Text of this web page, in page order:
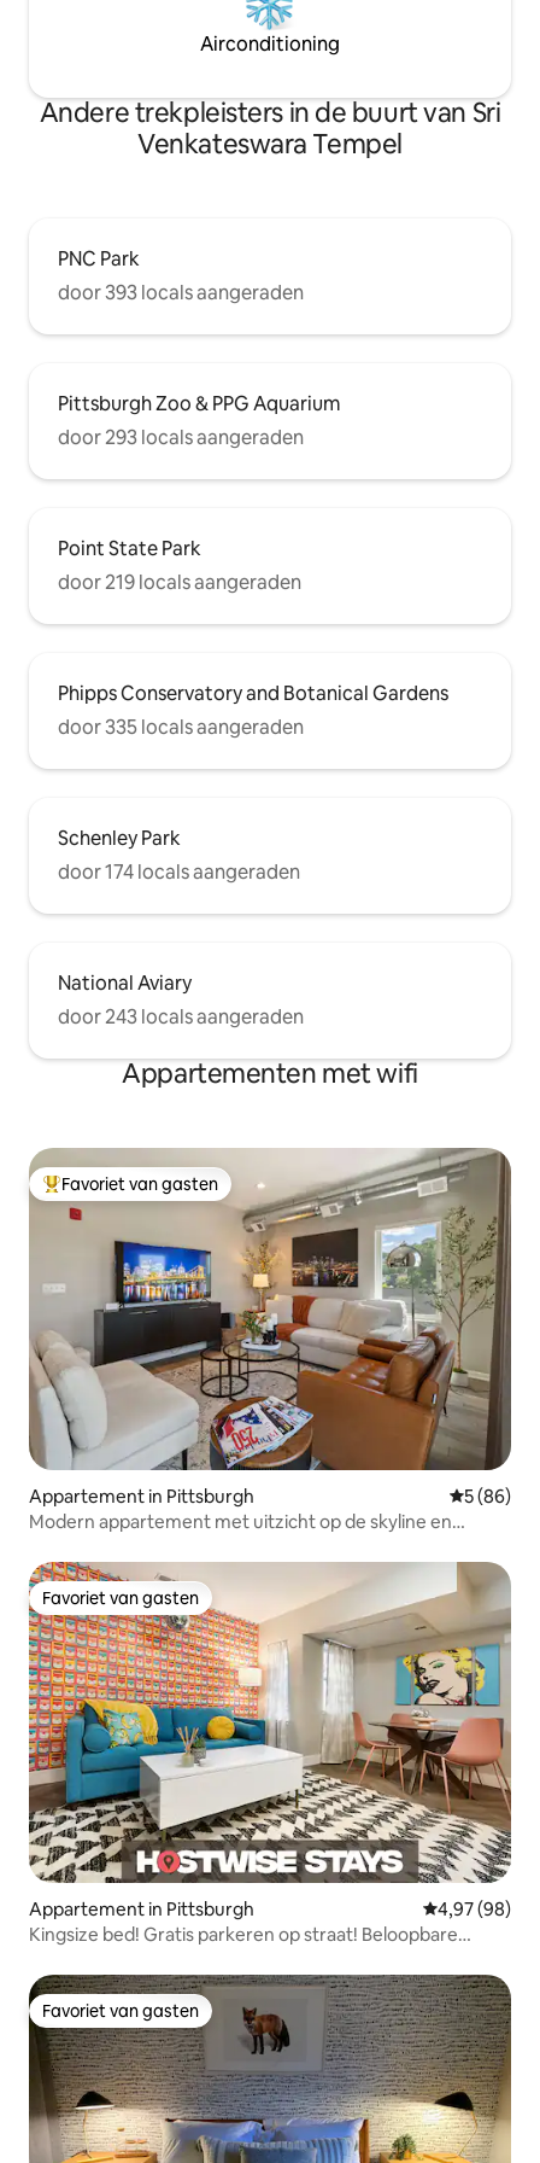
Airconditioning
Andere trekpleisters in de buurt van Sri
Venkateswara Tempel
PNC Park
door 393 locals aangeraden
Pittsburgh Zoo & PPG Aquarium
door 293 locals aangeraden
Point State Park
door 219 locals aangeraden
Phipps Conservatory and Botanical Gardens
door 335 locals aangeraden
Schenley Park
door 174 locals aangeraden
National Aviary
door 243 locals aangeraden
Appartementen met wifi
Topfavoriet van gasten
Favoriet van gasten
Appartement in Pittsburgh
5 (86)
Modern appartement met uitzicht op de skyline en
Favoriet van gasten
Favoriet van gasten
Appartement in Pittsburgh Gemiddelde
4,97 (98)
Kingsize bed! Gratis parkeren op straat! Beloopbare
Favoriet van gasten
Favoriet van gasten